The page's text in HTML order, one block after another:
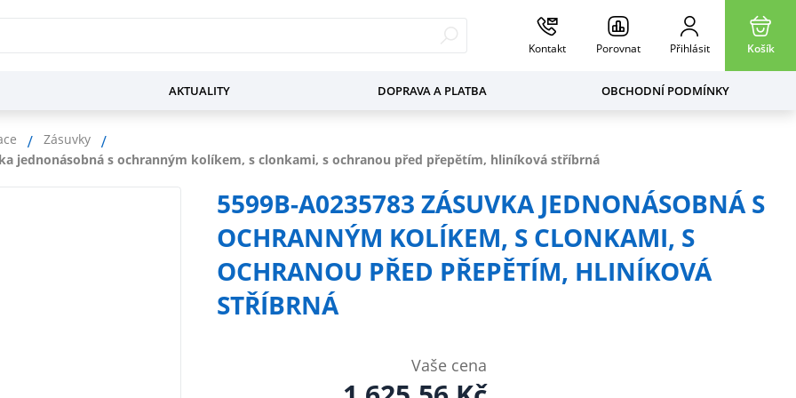
Kontakt Porovnat Přihlásit Košík
AKTUALITY DOPRAVA A PLATBA OBCHODNÍ PODMÍNKY
Zásuvky
jednonásobná s ochranným kolíkem, s clonkami, s ochranou před přepětím, hliníková stříbrná
5599B-A0235783 ZÁSUVKA JEDNONÁSOBNÁ S
OCHRANNÝM KOLÍKEM, S CLONKAMI, S
OCHRANOU PŘED PŘEPĚTÍM, HLINÍKOVÁ
STŘÍBRNÁ
Vaše cena